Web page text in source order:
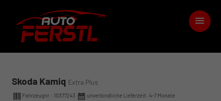
Skoda Kamiq Extra Plus
Fahrzeugnr.: 10377243
unverbindliche Lieferzeit: 4-7 Monate